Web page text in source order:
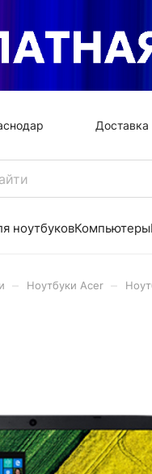
Доставка
ноутбуковКомпьютеры
Ноутбуки Acer